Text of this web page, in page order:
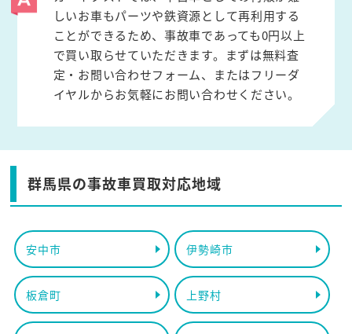
しいお車もパーツや鉄資源として再利用する
ことができるため、事故車であっても0円以上
で買い取らせていただきます。まずは無料査
定・お問い合わせフォーム、またはフリーダ
イヤルからお気軽にお問い合わせください。
群馬県の事故車買取対応地域
安中市 伊勢崎市
板倉町 上野村